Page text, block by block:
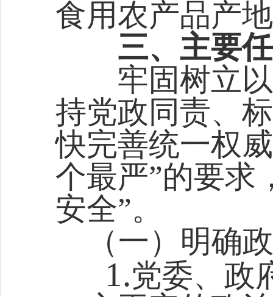
食用农产品产
三、主要
牢固树立以
持党政同责、
快完善统一权
个最严”的要求
安全”。
（一）明确
1.党委、政